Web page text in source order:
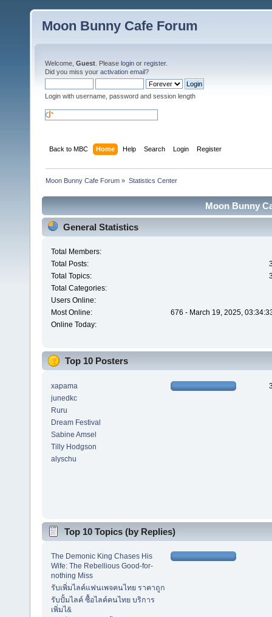
Moon Bunny Cafe Forum
Welcome, Guest . Please login or register.
Did you miss your activation email?
Login with username, password and session length
Back to MBC Home Help Search Login Register
Moon Bunny Cafe Forum » Statistics Center
Moon Bunny
General Statistics
Total Members:
Total Posts:
Total Topics:
Total Categories:
Users Online:
Most Online:
676 - March 19, 2025,
Online Today:
Top 10 Posters
xapama
junedkc
Ruru
Dream Festival
Sabine Amsel
Tilly Hodgson
alyschu
Top 10 Topics (by Replies)
The Demonic King Chases His
Wife: The Rebellious Good-for-
nothing Miss
รับเพิ่มไลค์แฟนเพจคนไทย ราคาถูก
รับปั้มไลค์ ซื้อไลค์คนไทย บริการ
เพิ่มไ&